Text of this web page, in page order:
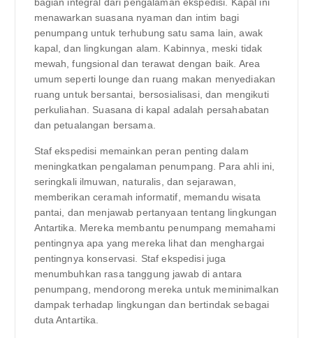
bagian integral dari pengalaman ekspedisi. Kapal ini
menawarkan suasana nyaman dan intim bagi
penumpang untuk terhubung satu sama lain, awak
kapal, dan lingkungan alam. Kabinnya, meski tidak
mewah, fungsional dan terawat dengan baik. Area
umum seperti lounge dan ruang makan menyediakan
ruang untuk bersantai, bersosialisasi, dan mengikuti
perkuliahan. Suasana di kapal adalah persahabatan
dan petualangan bersama.
Staf ekspedisi memainkan peran penting dalam
meningkatkan pengalaman penumpang. Para ahli ini,
seringkali ilmuwan, naturalis, dan sejarawan,
memberikan ceramah informatif, memandu wisata
pantai, dan menjawab pertanyaan tentang lingkungan
Antartika. Mereka membantu penumpang memahami
pentingnya apa yang mereka lihat dan menghargai
pentingnya konservasi. Staf ekspedisi juga
menumbuhkan rasa tanggung jawab di antara
penumpang, mendorong mereka untuk meminimalkan
dampak terhadap lingkungan dan bertindak sebagai
duta Antartika.